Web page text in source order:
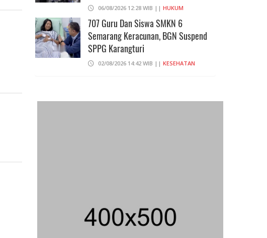
06/08/2026 12:28 WIB || HUKUM
707 Guru Dan Siswa SMKN 6
Semarang Keracunan, BGN Suspend
SPPG Karangturi
02/08/2026 14:42 WIB || KESEHATAN
Maklumat Merdeka Barat
Nasional
03/08/2026 18:31 WIB || PENDIDIKAN